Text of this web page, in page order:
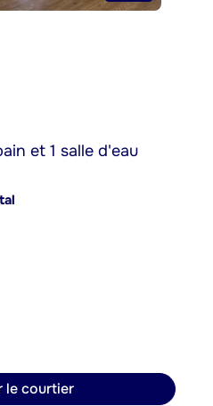
et 1 salle d'eau
le courtier